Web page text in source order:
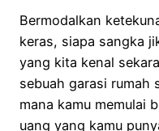
Bermodalkan
keras, siapa sangka
yang kita kenal
sebuah garasi rumah
mana kamu memulai
uang yang kamu